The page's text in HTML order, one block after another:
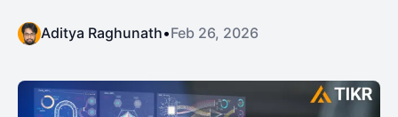
Aditya Raghunath•Feb 26, 2026